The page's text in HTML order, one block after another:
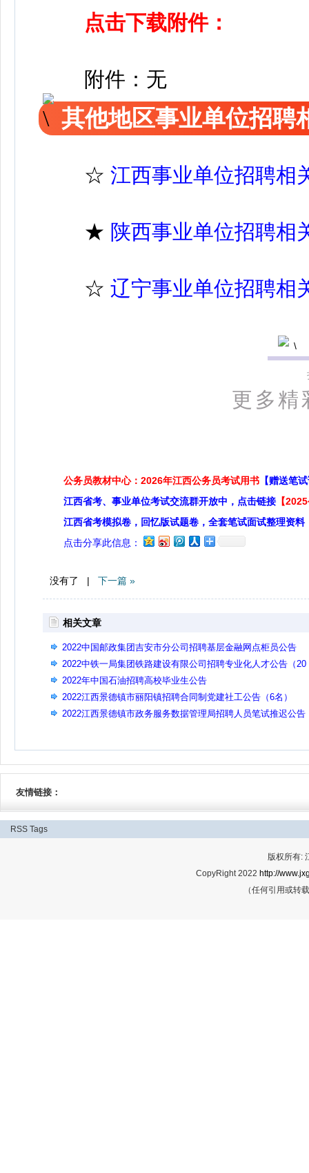
点击下载附件：
附件：无
其他地区事业单位招聘
☆ 江西事业单位招聘相
★ 陕西事业单位招聘相
☆ 辽宁事业单位招聘相
更多精
公务员教材中心：2026年江西公务员考试用书 【赠送笔
江西省考、事业单位考试交流群开放中，点击链接 【
江西省考模拟卷，回忆版试题卷，全套笔试面试整理资料
点击分享此信息：
没有了 | 下一篇 »
相关文章
2022中国邮政集团吉安市分公司招聘基层金融网点柜员公告
2022中铁一局集团铁路建设有限公司招聘专业化人才公告（20
名）
2022年中国石油招聘高校毕业生公告
2022江西景德镇市丽阳镇招聘合同制党建社工公告（6名）
2022江西景德镇市政务服务数据管理局招聘人员笔试推迟公告
友情链接：
RSS Tags
版权所有:
CopyRight 2022 http://
（任何引用或转